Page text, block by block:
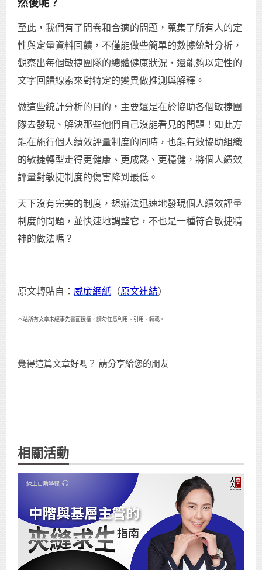
然後呢？
至此，我們有了問卷和合適的問題，蒐集了所有人的定
性與定量資料回饋，不僅能做些簡單的數據統計分析，
觀察出每個敏捷團隊的總體健康狀況，還能夠以定性的
文字回饋線索來對特定的變異做推測與解釋。
做這些統計分析的目的，主要還是在於協助各個敏捷團
隊去發現、解決那些他們自己沒能看見的問題！如此方
能在施行個人績效評量制度的同時，也能有效協助組織
的敏捷轉型走得更健康、更成熟、更穩健，將個人績效
評量對敏捷制度的傷害降到最低。
天下沒有完美的制度，想辦法迅速地發現個人績效評量
制度的問題，並快速地調整它，不也是一種符合敏捷精
神的做法嗎？
原文轉貼自： 威廉網紙 （原文連結）
本站所有文章未經事先書面授權，請勿任意利用、引用、轉載。
覺得這篇文章好嗎？ 請分享給您的朋友
相關活動